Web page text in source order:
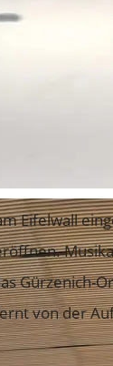
Eifelwall
von der